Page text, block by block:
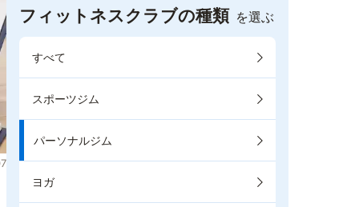
フィットネスクラブの種類 を選ぶ
すべて
スポーツジム
パーソナルジム
ヨガ